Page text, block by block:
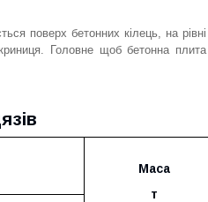
поверх бетонних кілець, на рівні
Головне щоб бетонна плита
Маса
т